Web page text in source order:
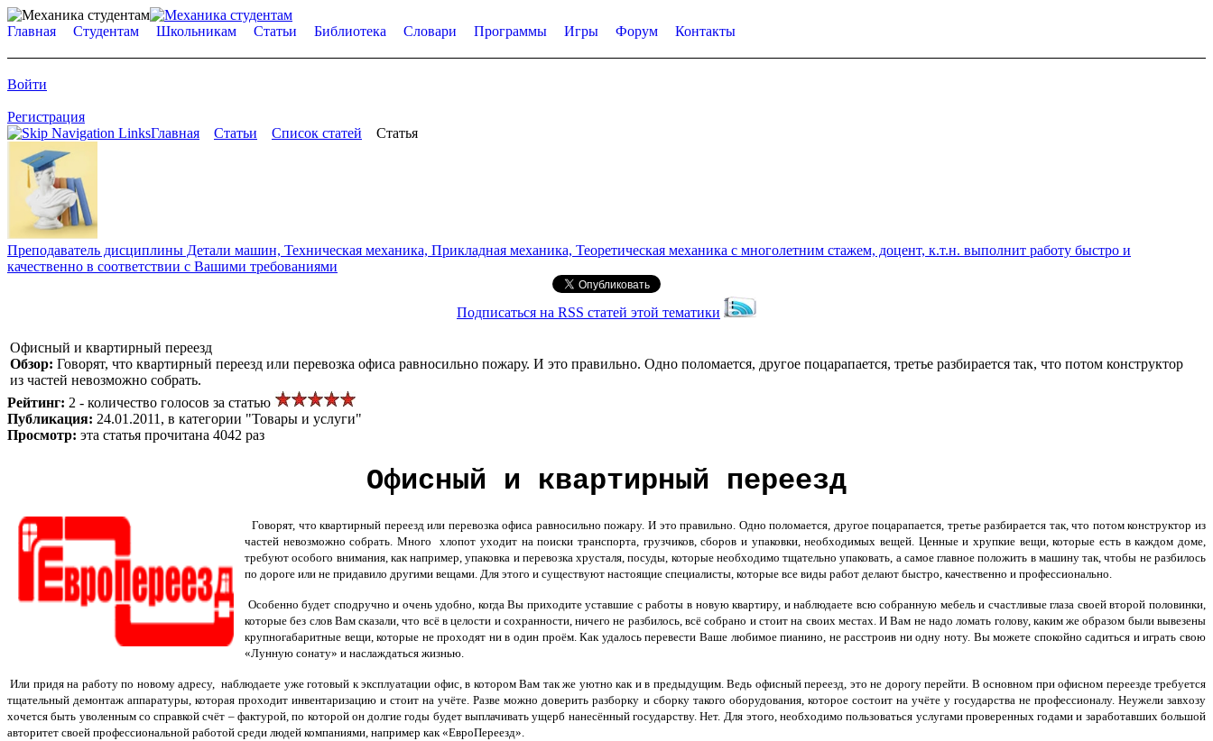
Главная Студентам Школьникам Статьи Библиотека Словари Программы Игры Форум Контакты
Войти
Регистрация
Главная
Статьи Список статей Статья
Преподаватель дисциплины Детали машин, Техническая механика, Прикладная механика, Теоретическая механика с многолетним стажем, доцент, к.т.н. выполнит работу быстро и
качественно в соответствии с Вашими требованиями
Подписаться на RSS статей этой тематики
Офисный и квартирный переезд
Обзор: Говорят, что квартирный переезд или перевозка офиса равносильно пожару. И это правильно. Одно поломается, другое поцарапается, третье разбирается так, что потом конструктор
из частей невозможно собрать.
Рейтинг: 2 - количество голосов за статью
Публикация: 24.01.2011, в категории "Товары и услуги"
Просмотр: эта статья прочитана 4042 раз
Офисный и квартирный переезд
Говорят, что квартирный переезд или перевозка офиса равносильно пожару. И это правильно. Одно поломается, другое поцарапается, третье разбирается так, что потом конструктор из
частей невозможно собрать. Много хлопот уходит на поиски транспорта, грузчиков, сборов и упаковки, необходимых вещей. Ценные и хрупкие вещи, которые есть в каждом доме,
требуют особого внимания, как например, упаковка и перевозка хрусталя, посуды, которые необходимо тщательно упаковать, а самое главное положить в машину так, чтобы не разбилось
по дороге или не придавило другими вещами. Для этого и существуют настоящие специалисты, которые все виды работ делают быстро, качественно и профессионально.
Особенно будет сподручно и очень удобно, когда Вы приходите уставшие с работы в новую квартиру, и наблюдаете всю собранную мебель и счастливые глаза своей второй половинки,
которые без слов Вам сказали, что всё в целости и сохранности, ничего не разбилось, всё собрано и стоит на своих местах. И Вам не надо ломать голову, каким же образом были вывезены
крупногабаритные вещи, которые не проходят ни в один проём. Как удалось перевести Ваше любимое пианино, не расстроив ни одну ноту. Вы можете спокойно садиться и играть свою
«Лунную сонату» и наслаждаться жизнью.
Или придя на работу по новому адресу, наблюдаете уже готовый к эксплуатации офис, в котором Вам так же уютно как и в предыдущим. Ведь офисный переезд, это не дорогу перейти. В основном при офисном переезде требуется
тщательный демонтаж аппаратуры, которая проходит инвентаризацию и стоит на учёте. Разве можно доверить разборку и сборку такого оборудования, которое состоит на учёте у государства не профессионалу. Неужели завхозу
хочется быть уволенным со справкой счёт – фактурой, по которой он долгие годы будет выплачивать ущерб нанесённый государству. Нет. Для этого, необходимо пользоваться услугами проверенных годами и заработавших большой
авторитет своей профессиональной работой среди людей компаниями, например как «ЕвроПереезд».